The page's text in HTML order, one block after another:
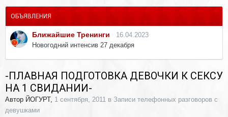
ОБЪЯВЛЕНИЯ
Ближайшие Тренинги
16.04.2023
Новогодний интенсив 27 декабря
-ПЛАВНАЯ ПОДГОТОВКА ДЕВОЧКИ К СЕКСУ
НА 1 СВИДАНИИ-
Автор ЙОГУРТ, 1 сентября, 2011 в Записи телефонных разговоров с
девушками